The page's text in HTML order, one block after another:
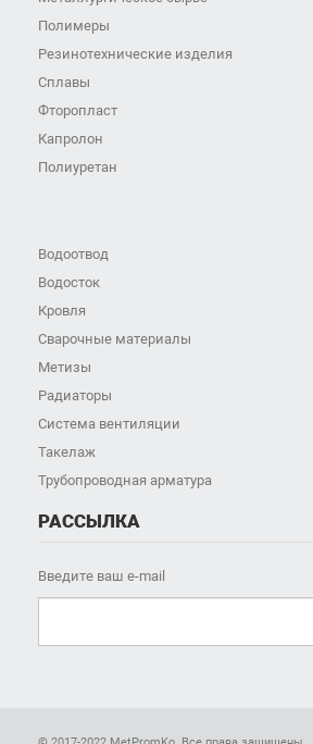
Полимеры
Резинотехнические изделия
Сплавы
Фторопласт
Капролон
Полиуретан
Водоотвод
Водосток
Кровля
Сварочные материалы
Метизы
Радиаторы
Система вентиляции
Такелаж
Трубопроводная арматура
РАССЫЛКА
Введите ваш e-mail